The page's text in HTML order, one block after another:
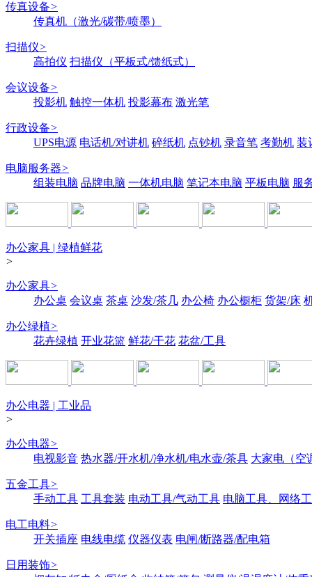
传真设备>
传真机（激光/碳带/喷墨）
扫描仪>
高拍仪 扫描仪（平板式/馈纸式）
会议设备>
投影机 触控一体机 投影幕布 激光笔
行政设备>
UPS电源 电话机/对讲机 碎纸机 点钞机 录音笔 考勤机 装
电脑服务器>
组装电脑 品牌电脑 一体机电脑 笔记本电脑 平板电脑 服
办公家具 | 绿植鲜花
>
办公家具>
办公桌 会议桌 茶桌 沙发/茶几 办公椅 办公橱柜 货架/床
办公绿植>
花卉绿植 开业花篮 鲜花/干花 花盆/工具
办公电器 | 工业品
>
办公电器>
电视影音 热水器/开水机/净水机/电水壶/茶具 大家电（空
五金工具>
手动工具 工具套装 电动工具/气动工具 电脑工具、网络
电工电料>
开关插座 电线电缆 仪器仪表 电闸/断路器/配电箱
日用装饰>